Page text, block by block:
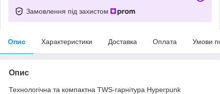
Замовлення під захистом
Опис Характеристики Доставка Оплата Умови
Опис
Технологічна та компактна TWS-гарнітура Hyperpunk